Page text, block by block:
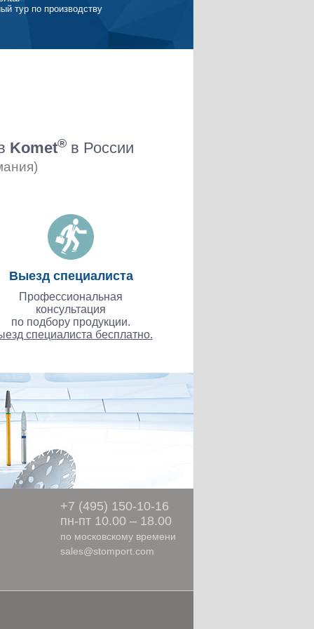
тур по производству
Komet®в России
Выезд специалиста
Профессиональная
консультация
по подбору продукции.
специалиста бесплатно.
+7 (495) 150-10-16
пн-пт 10.00 – 18.00
по московскому времени
sales@stomport.com